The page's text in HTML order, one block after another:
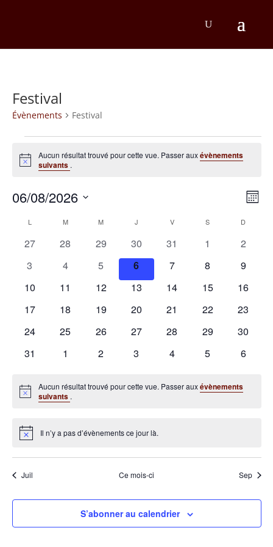
Festival
Évènements Festival
Notice
Aucun résultat trouvé pour cette vue. Passer auxévènements
suivants .
Mois
06/08/2026
Calendrier
de
Évènements
L MMARDI M MERCREDI
J VVENDREDIS D
0
27
0
28
0
évènements
29
0
évènements
30
0
31
0
1
0
2
0
3
0
4
0
évènements
5
0
évènements
6
0
7
0
8
0
9
0
10
0
11
0
12
0
13
0
14
0
15
0
16
0
17
0
18
0
19
0
20
0
21
0
22
0
23
0
24
0
25
0
26
0
27
0
28
0
29
0
30
0
31
0
1
0
2
0
3
0
4
0
5
0
6
Notice
Aucun résultat trouvé pour cette vue. Passer auxévènements
suivants .
Notice Il n’y a pas d’évènements ce jour là.
Juil Ce mois-ci Sep
S’abonner au calendrier